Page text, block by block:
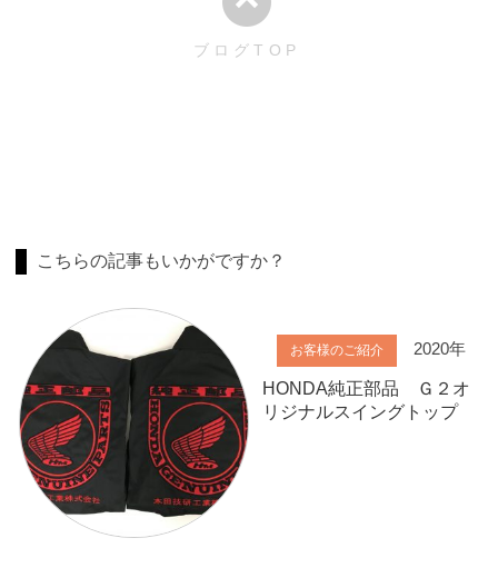
ブログTOP
こちらの記事もいかがですか？
お客様のご紹介 2020年
HONDA純正部品 Ｇ２オ
リジナルスイングトップ